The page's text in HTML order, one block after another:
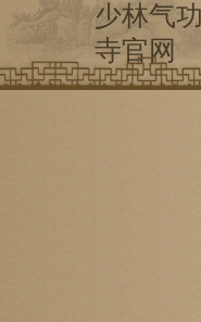
少林气
寺官网